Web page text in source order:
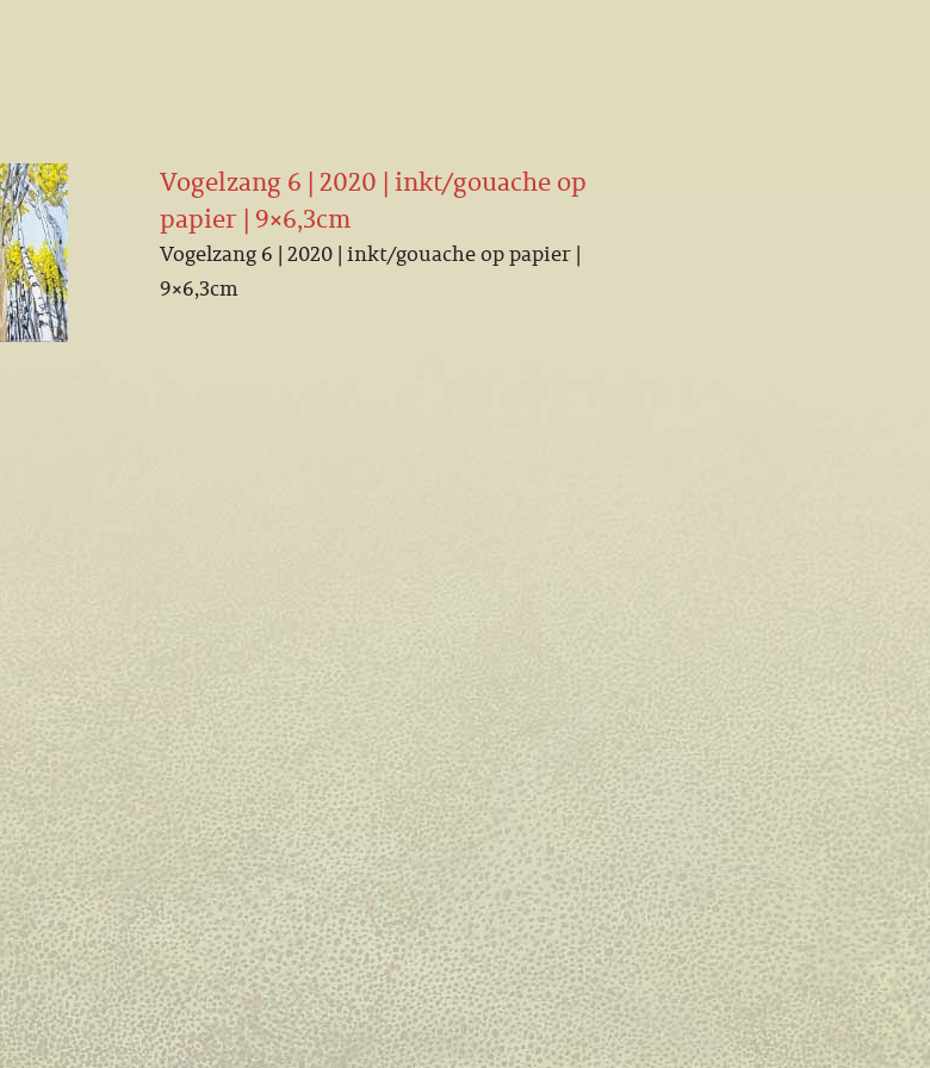
Vogelzang 6 | 2020 | inkt/gouache op
papier | 9×6,3cm
Vogelzang 6 | 2020 | inkt/gouache op papier |
9×6,3cm